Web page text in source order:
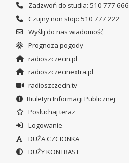
Zadzwoń do studia: 510 777 666
Czujny non stop: 510 777 222
Wyślij do nas wiadomość
Prognoza pogody
radioszczecin.pl
radioszczecinextra.pl
radioszczecin.tv
Biuletyn Informacji Publicznej
Posłuchaj teraz
Logowanie
DUŻA CZCIONKA
DUŻY KONTRAST